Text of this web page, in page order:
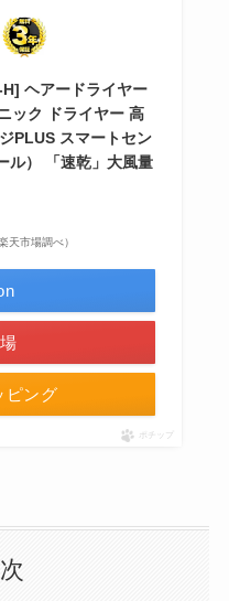
ヘアードライヤー
ック ドライヤー 高
PLUS スマートセン
ル） 「速乾」大風量
天市場調べ）
ピング
ポチップ